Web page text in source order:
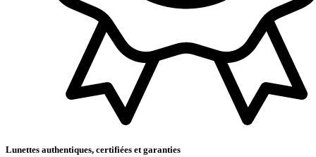
Lunettes authentiques, certifiées et garanties